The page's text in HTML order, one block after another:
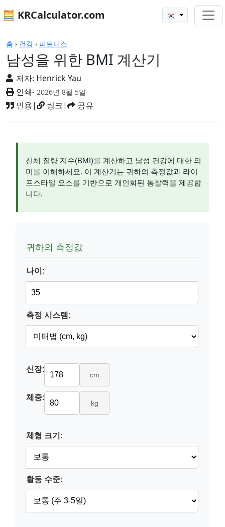
🧮 KRCalculator.com 🇰🇷
홈 › 건강 › 피트니스
남성을 위한 BMI 계산기
저자: Henrick Yau
인쇄- 2026년 8월 5일
인용| 링크| 공유
계산기
신체 질량 지수(BMI)를 계산하고 남성 건강에 대한 의
미를 이해하세요. 이 계산기는 귀하의 측정값과 라이
프스타일 요소를 기반으로 개인화된 통찰력을 제공합
니다.
귀하의 측정값
나이:
측정 시스템:
신장:
cm
체중:
kg
체형 크기:
활동 수준: